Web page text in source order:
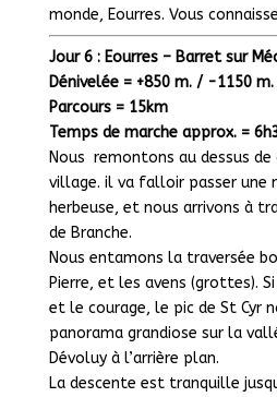
monde, Eourres. Vous
Jour 6 : Eourres – Barret sur
Dénivelée = +850 m. / -1150 m.
Parcours = 15km
Temps de marche approx. =
Nous remontons au dessus
village. il va falloir passer une
herbeuse, et nous arrivons à
de Branche.
Nous entamons la traversée
Pierre, et les avens (grottes).
et le courage, le pic de St Cyr
panorama grandiose sur la
Dévoluy à l’arrière plan.
La descente est tranquille